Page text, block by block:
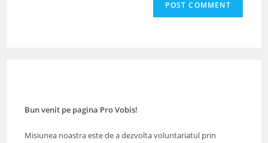
Bun venit pe pagina Pro Vobis!
Misiunea noastra este de a dezvolta voluntariatul prin